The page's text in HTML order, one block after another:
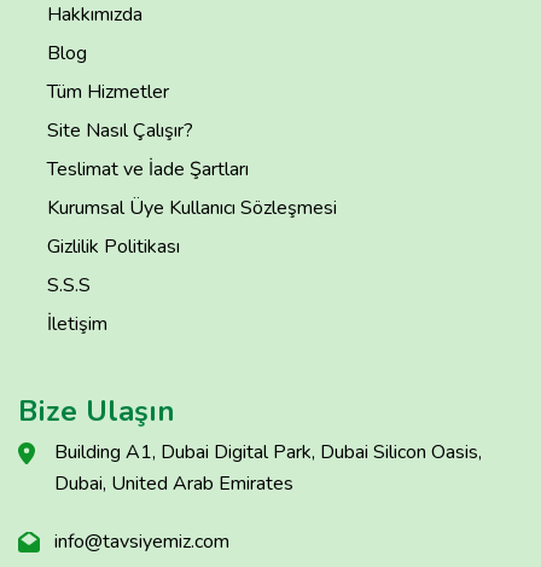
Hakkımızda
Blog
Tüm Hizmetler
Site Nasıl Çalışır?
Teslimat ve İade Şartları
Kurumsal Üye Kullanıcı Sözleşmesi
Gizlilik Politikası
S.S.S
İletişim
Bize Ulaşın
Building A1, Dubai Digital Park, Dubai Silicon Oasis,
Dubai, United Arab Emirates
info@tavsiyemiz.com